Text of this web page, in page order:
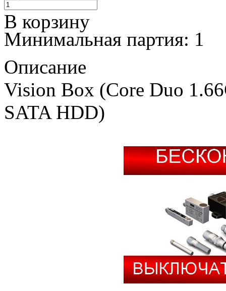
В корзину
Минимальная партия: 1
Описание
Vision Box (Core Duo
SATA HDD)